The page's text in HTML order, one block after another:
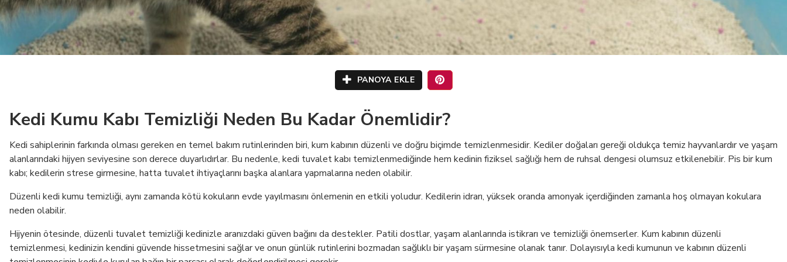
PANOYA EKLE
Kedi Kumu Kabı Temizliği Neden Bu Kadar Önemlidir?
Kedi sahiplerinin farkında olması gereken en temel bakım rutinlerinden biri, kum kabının düzenli ve doğru biçimde temizlenmesidir. Kediler doğaları gereği oldukça temiz hayvanlardır ve yaşam
alanlarındaki hijyen seviyesine son derece duyarlıdırlar. Bu nedenle, kedi tuvalet kabı temizlenmediğinde hem kedinin fiziksel sağlığı hem de ruhsal dengesi olumsuz etkilenebilir. Pis bir kum
kabı; kedilerin strese girmesine, hatta tuvalet ihtiyaçlarını başka alanlara yapmalarına neden olabilir.
Düzenli kedi kumu temizliği, aynı zamanda kötü kokuların evde yayılmasını önlemenin en etkili yoludur. Kedilerin idrarı, yüksek oranda amonyak içerdiğinden zamanla hoş olmayan kokulara
neden olabilir.
Hijyenin ötesinde, düzenli tuvalet temizliği kedinizle aranızdaki güven bağını da destekler. Patili dostlar, yaşam alanlarında istikrarı ve temizliği önemserler. Kum kabının düzenli
temizlenmesi, kedinizin kendini güvende hissetmesini sağlar ve onun günlük rutinlerini bozmadan sağlıklı bir yaşam sürmesine olanak tanır. Dolayısıyla kedi kumunun ve kabının düzenli